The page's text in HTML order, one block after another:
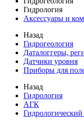
Гидрология
Аксессуары и
Назад
Гидрогеология
Даталоггеры,
Датчики уровня
Приборы для
Назад
Гидрология
АГК
Гидрологический